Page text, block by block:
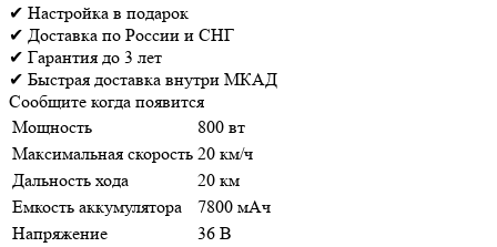
✔ Настройка в подарок
✔ Доставка по России и СНГ
✔ Гарантия до 3 лет
✔ Быстрая доставка внутри МКАД
Сообщите когда появится
Мощность
800 вт
Максимальная скорость 20 км/ч
Дальность хода
20 км
Емкость аккумулятора
7800 мАч
Напряжение
36 В